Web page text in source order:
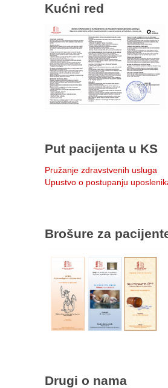
Kućni red
Put pacijenta u KS
Pružanje zdravstvenih usluga
Upustvo o postupanju
Brošure za
Drugi o nama